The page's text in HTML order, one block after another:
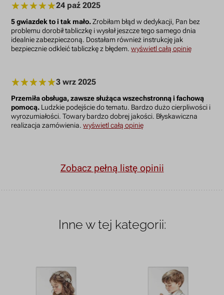
24 paź 2025
5 gwiazdek to i tak mało.Zrobiłam błąd w dedykacji, Pan bez
problemu dorobił tabliczkę i wysłał jeszcze tego samego dnia
idealnie zabezpieczoną. Dostałam również instrukcję jak
bezpiecznie odkleić tabliczkę z błędem.wyświetl całą opinię
3 wrz 2025
Przemiła obsługa, zawsze służąca wszechstronną i fachową
pomocą. Ludzkie podejście do tematu. Bardzo dużo cierpliwości i
wyrozumiałości. Towary bardzo dobrej jakości. Błyskawiczna
realizacja zamówienia.wyświetl całą opinię
Zobacz pełną listę opinii
Inne w tej kategorii: